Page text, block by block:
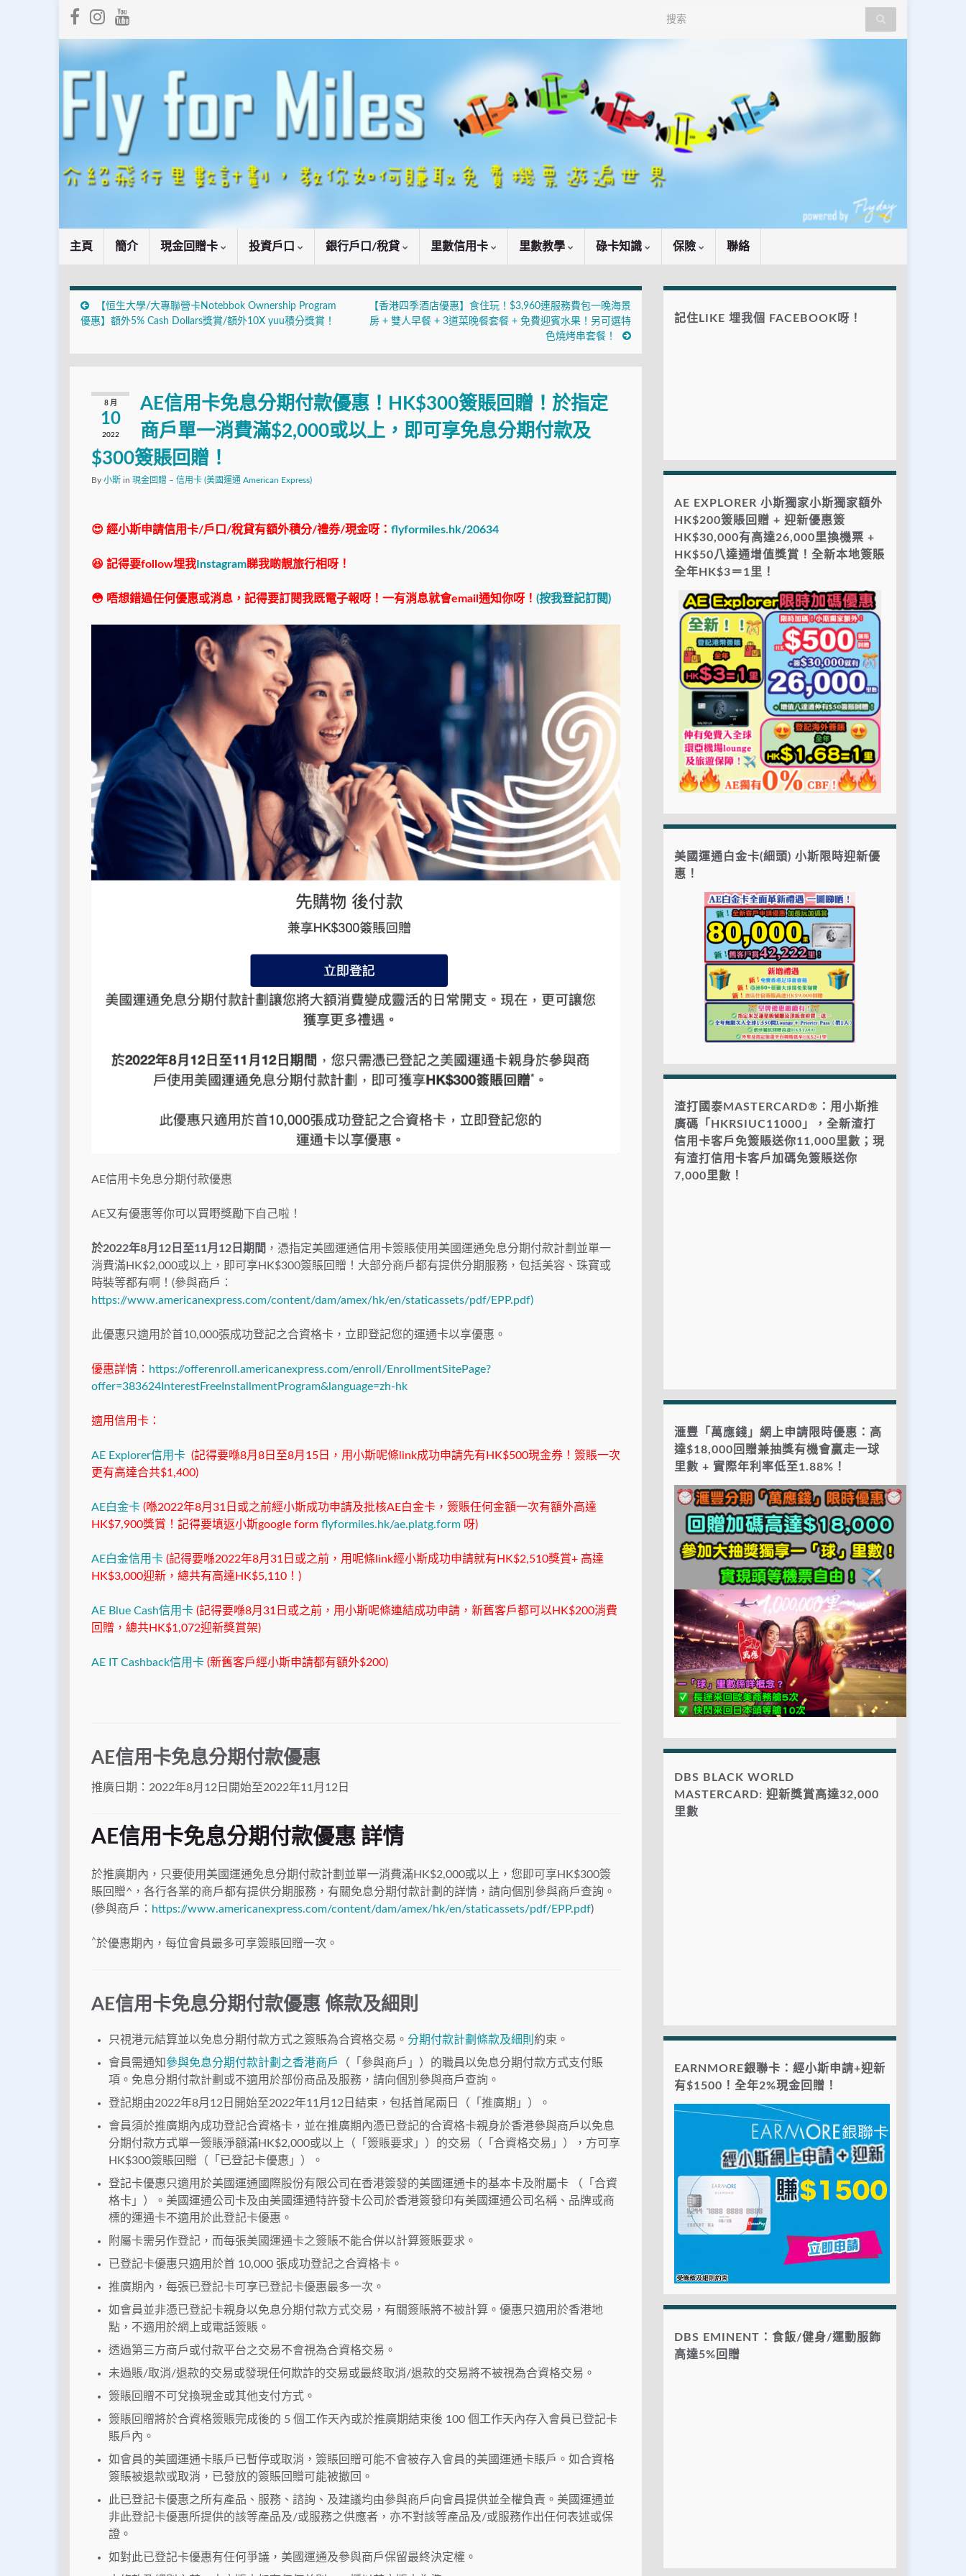
Search for:
主頁 簡介 現金回贈卡 投資戶口 銀行戶口/稅貸 里數信用卡 里數教學 碌卡知識 保險 聯絡
【恒生大學/大專聯營卡Notebbok Ownership Program
優惠】額外5% Cash Dollars獎賞/額外10X yuu積分獎賞！
【香港四季酒店優惠】食住玩！$3,960連服務費包一晚海景
房 + 雙人早餐 + 3道菜晚餐套餐 + 免費迎賓水果！另可選特
色燒烤串套餐！
8 月
10
2022
AE信用卡免息分期付款優惠！HK$300簽賬回贈！於指定
商戶單一消費滿$2,000或以上，即可享免息分期付款及
$300簽賬回贈！
By 小斯 in 現金回贈 – 信用卡 (美國運通 American Express)
😍 經小斯申請信用卡/戶口/稅貸有額外積分/禮券/現金呀： flyformiles.hk/20634
😆 記得要follow埋我 Instagram睇我啲靚旅行相呀！
😳 唔想錯過任何優惠或消息，記得要訂閱我既電子報呀！一有消息就會email通知你呀！ (按我登記訂閱)
AE信用卡免息分期付款優惠
AE又有優惠等你可以買嘢獎勵下自己啦！
於2022年8月12日至11月12日期間 ，憑指定美國運通信用卡簽賬使用美國運通免息分期付款計劃並單一
消費滿HK$2,000或以上，即可享HK$300簽賬回贈！大部分商戶都有提供分期服務，包括美容、珠寶或
時裝等都有啊！(參與商戶：
https://www.americanexpress.com/content/dam/amex/hk/en/staticassets/pdf/EPP.pdf)
此優惠只適用於首10,000張成功登記之合資格卡， 立即登記您的運通卡以享優惠。
優惠詳情： https://offerenroll.americanexpress.com/enroll/EnrollmentSitePage?
offer=383624InterestFreeInstallmentProgram&language=zh-hk
適用信用卡：
AE Explorer信用卡 (記得要喺8月8日至8月15日，用小斯呢條link成功申請先有HK$500現金券！簽賬一次
更有高達合共$1,400)
AE白金卡 (喺2022年8月31日或之前經小斯成功申請及批核AE白金卡，簽賬任何金額一次有額外高達
HK$7,900獎賞！記得要填返小斯google form flyformiles.hk/ae.platg.form 呀)
AE白金信用卡 (記得要喺2022年8月31日或之前，用呢條link經小斯成功申請就有HK$2,510獎賞+ 高達
HK$3,000迎新，總共有高達HK$5,110！)
AE Blue Cash信用卡 (記得要喺8月31日或之前，用小斯呢條連結成功申請，新舊客戶都可以HK$200消費
回贈，總共HK$1,072迎新獎賞架)
AE IT Cashback信用卡 (新舊客戶經小斯申請都有額外$200)
AE信用卡免息分期付款優惠
推廣日期：2022年8月12日開始至2022年11月12日
AE信用卡免息分期付款優惠 詳情
於推廣期內，只要使用美國運通免息分期付款計劃並單一消費滿HK$2,000或以上，您即可享HK$300簽
賬回贈^，各行各業的商戶都有提供分期服務，有關免息分期付款計劃的詳情，請向個別參與商戶查詢。
(參與商戶： https://www.americanexpress.com/content/dam/amex/hk/en/staticassets/pdf/EPP.pdf)
^於優惠期內，每位會員最多可享簽賬回贈一次。
AE信用卡免息分期付款優惠 條款及細則
只視港元結算並以免息分期付款方式之簽賬為合資格交易。 分期付款計劃條款及細則 約束。
會員需通知參與免息分期付款計劃之香港商戶
（「參與商戶」）的職員以免息分期付款方式支付賬
項。免息分期付款計劃或不適用於部份商品及服務，請向個別參與商戶查詢。
登記期由2022年8月12日開始至2022年11月12日結束，包括首尾兩日（「推廣期」）。
會員須於推廣期內成功登記合資格卡，並在推廣期內憑已登記的合資格卡親身於香港參與商戶以免息
分期付款方式單一簽賬淨額滿HK$2,000或以上（「簽賬要求」）的交易（「合資格交易」），方可享
HK$300簽賬回贈（「已登記卡優惠」）。
登記卡優惠只適用於美國運通國際股份有限公司在香港簽發的美國運通卡的基本卡及附屬卡 （「合資
格卡」）。美國運通公司卡及由美國運通特許發卡公司於香港簽發印有美國運通公司名稱、品牌或商
標的運通卡不適用於此登記卡優惠。
附屬卡需另作登記，而每張美國運通卡之簽賬不能合併以計算簽賬要求。
已登記卡優惠只適用於首 10,000 張成功登記之合資格卡。
推廣期內，每張已登記卡可享已登記卡優惠最多一次。
如會員並非憑已登記卡親身以免息分期付款方式交易，有關簽賬將不被計算。優惠只適用於香港地
點，不適用於網上或電話簽賬。
透過第三方商戶或付款平台之交易不會視為合資格交易。
未過賬/取消/退款的交易或發現任何欺詐的交易或最終取消/退款的交易將不被視為合資格交易。
簽賬回贈不可兌換現金或其他支付方式。
簽賬回贈將於合資格簽賬完成後的 5 個工作天內或於推廣期結束後 100 個工作天內存入會員已登記卡
賬戶內。
如會員的美國運通卡賬戶已暫停或取消，簽賬回贈可能不會被存入會員的美國運通卡賬戶。如合資格
簽賬被退款或取消，已發放的簽賬回贈可能被撤回。
此已登記卡優惠之所有產品、服務、諮詢、及建議均由參與商戶向會員提供並全權負責。美國運通並
非此登記卡優惠所提供的該等產品及/或服務之供應者，亦不對該等產品及/或服務作出任何表述或保
證。
如對此已登記卡優惠有任何爭議，美國運通及參與商戶保留最終決定權。
記住LIKE 埋我個 FACEBOOK呀！
AE EXPLORER 小斯獨家小斯獨家額外
HK$200簽賬回贈 + 迎新優惠簽
HK$30,000有高達26,000里換機票 +
HK$50八達通增值獎賞！全新本地簽賬
全年HK$3＝1里！
美國運通白金卡(細頭) 小斯限時迎新優
惠！
渣打國泰MASTERCARD®：用小斯推
廣碼「HKRSIUC11000」，全新渣打
信用卡客戶免簽賬送你11,000里數；現
有渣打信用卡客戶加碼免簽賬送你
7,000里數！
滙豐「萬應錢」網上申請限時優惠：高
達$18,000回贈兼抽獎有機會贏走一球
里數 + 實際年利率低至1.88%！
DBS BLACK WORLD
MASTERCARD: 迎新獎賞高達32,000
里數
EARNMORE銀聯卡：經小斯申請+迎新
有$1500！全年2%現金回贈！
DBS EMINENT：食飯/健身/運動服飾
高達5%回贈